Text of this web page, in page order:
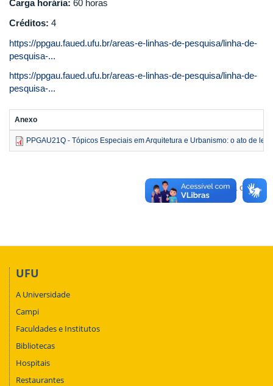
Carga horária: 60 horas
Créditos: 4
https://ppgau.faued.ufu.br/areas-e-linhas-de-pesquisa/linha-de-
pesquisa-...
https://ppgau.faued.ufu.br/areas-e-linhas-de-pesquisa/linha-de-
pesquisa-...
Anexo
PPGAU21Q - Tópicos Especiais em Arquitetura e Urbanismo: o ato de ler
Voltar para o topo
UFU
A Universidade
Campi
Faculdades e Institutos
Bibliotecas
Hospitais
Restaurantes